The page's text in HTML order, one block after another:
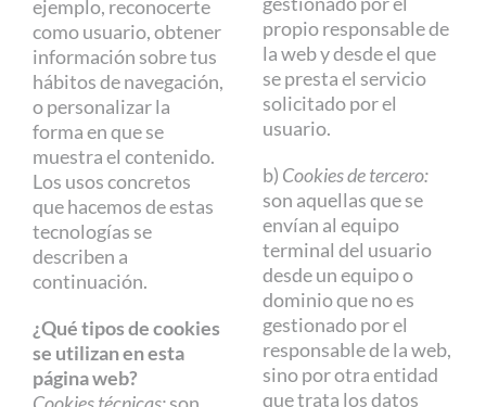
ejemplo, reconocerte
como usuario, obtener
información sobre tus
hábitos de navegación,
o personalizar la
forma en que se
muestra el contenido.
Los usos concretos
que hacemos de estas
tecnologías se
describen a
continuación.
¿Qué tipos de cookies
se utilizan en esta
página web?
propio responsable de
la web y desde el que
se presta el servicio
solicitado por el
usuario.
b) Cookies de tercero:
son aquellas que se
envían al equipo
terminal del usuario
desde un equipo o
dominio que no es
gestionado por el
responsable de la web,
sino por otra entidad
que trata los datos